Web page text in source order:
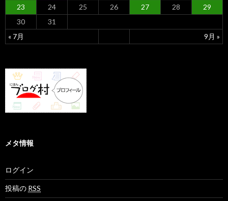
« 7月 9月 »
23
24 25 26 27 28
29
30
31
メタ情報
ログイン
投稿の RSS